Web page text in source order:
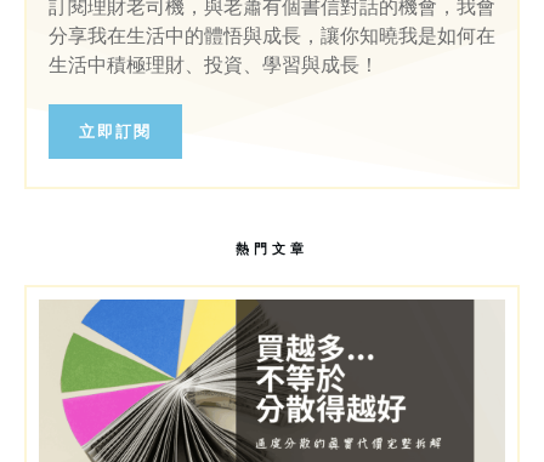
訂閱理財老司機，與老蕭有個書信對話的機會，我會
分享我在生活中的體悟與成長，讓你知曉我是如何在
生活中積極理財、投資、學習與成長！
立即訂閱
熱門文章